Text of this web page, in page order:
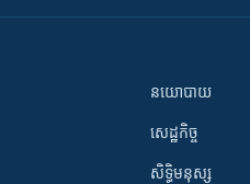
នយោបាយ
សេដ្ឋកិច្ច
សិទ្ធិមនុស្ស